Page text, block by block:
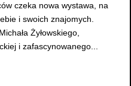
czeka nowa wystawa, na
i swoich znajomych.
Żyłowskiego,
i zafascynowanego...